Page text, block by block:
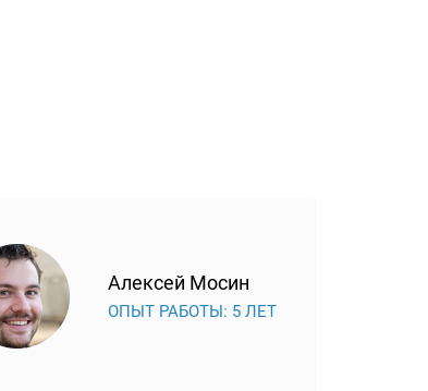
Алексей Мосин
ОПЫТ РАБОТЫ: 5 ЛЕТ